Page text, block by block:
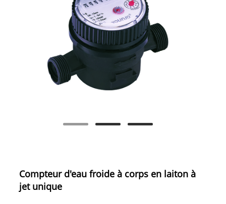
Compteur d'eau froide à corps en laiton à
jet unique